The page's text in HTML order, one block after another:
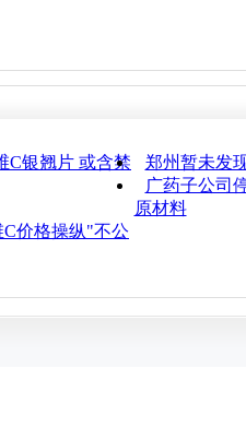
C银翘片 或含禁
郑州暂未发
广药子公司
原材料
价格操纵"不公